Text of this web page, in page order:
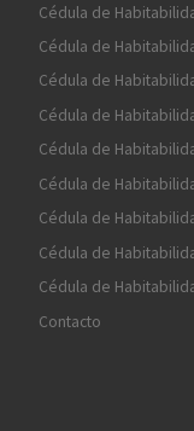
Cédula de
Cédula de
Cédula de
Cédula de
Cédula de
Cédula de
Cédula de
Cédula de
Cédula de
Contacto